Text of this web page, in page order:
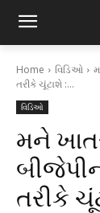
Home વિડિઓ
તરીકે ચૂંટાશે :...
વિડિઓ
મને
તરીકે